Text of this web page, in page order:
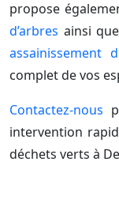
propose
d’arbres ainsi
assainissement
complet de vos
Contactez-nous
intervention
déchets verts à